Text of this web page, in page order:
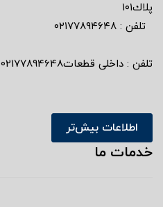
پلاك١٠١
تلفن : ٠٢١٧٧٨٩٤٦٤٨
تلفن : داخلی قطعات02177894648
اطلاعات بیش‌تر
خدمات ما